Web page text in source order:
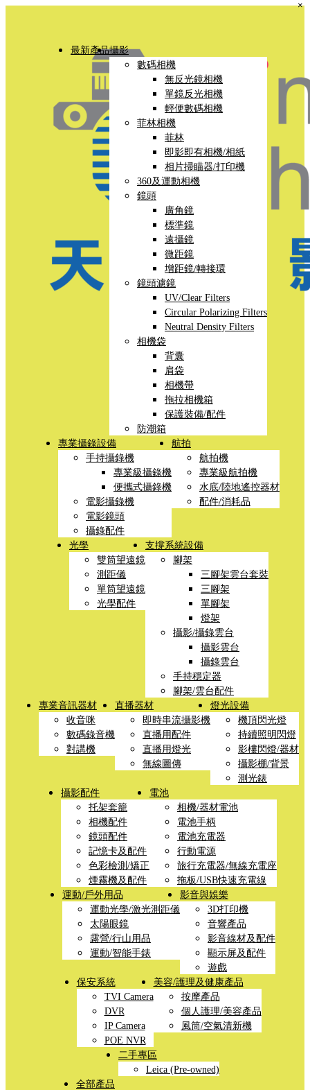
最新產品攝影
數碼相機
無反光鏡相機
單鏡反光相機
輕便數碼相機
菲林相機
菲林
即影即有相機/相紙
相片掃瞄器/打印機
360及運動相機
鏡頭
廣角鏡
標準鏡
遠攝鏡
微距鏡
增距鏡/轉接環
鏡頭濾鏡
UV/Clear Filters
Circular Polarizing Filters
Neutral Density Filters
相機袋
背囊
肩袋
相機帶
拖拉相機箱
保護裝備/配件
防潮箱
專業攝錄設備
手持攝錄機
專業級攝錄機
便攜式攝錄機
電影攝錄機
電影鏡頭
攝錄配件
航拍
航拍機
專業級航拍機
水底/陸地遙控器材
配件/消耗品
光學
雙筒望遠鏡
測距儀
單筒望遠鏡
光學配件
支撐系統設備
腳架
三腳架雲台套裝
三腳架
單腳架
燈架
攝影/攝錄雲台
攝影雲台
攝錄雲台
手持穩定器
腳架/雲台配件
專業音訊器材
收音咪
數碼錄音機
對講機
直播器材
即時串流攝影機
直播用配件
直播用燈光
無線圖傳
燈光設備
機頂閃光燈
持續照明閃燈
影樓閃燈/器材
攝影棚/背景
測光錶
攝影配件
托架套籠
相機配件
鏡頭配件
記憶卡及配件
色彩檢測/矯正
煙霧機及配件
電池
相機/器材電池
電池手柄
電池充電器
行動電源
旅行充電器/無線充電座
拖板/USB快速充電線
運動/戶外用品
運動光學/激光測距儀
太陽眼鏡
露營/行山用品
運動/智能手錶
影音與娛樂
3D打印機
音響產品
影音線材及配件
顯示屏及配件
遊戲
保安系統
TVI Camera
DVR
IP Camera
POE NVR
美容/護理及健康產品
按摩產品
個人護理/美容產品
風筒/空氣清新機
二手專區
Leica (Pre-owned)
全部產品
×